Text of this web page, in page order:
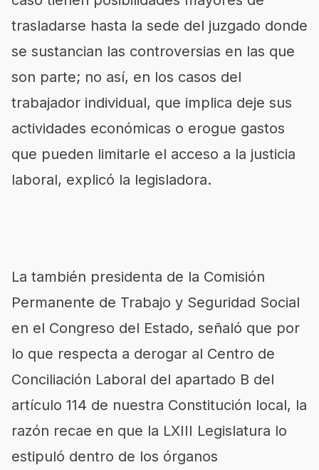
trasladarse hasta la sede del juzgado donde
se sustancian las controversias en las que
son parte; no así, en los casos del
trabajador individual, que implica deje sus
actividades económicas o erogue gastos
que pueden limitarle el acceso a la justicia
laboral, explicó la legisladora.
La también presidenta de la Comisión
Permanente de Trabajo y Seguridad Social
en el Congreso del Estado, señaló que por
lo que respecta a derogar al Centro de
Conciliación Laboral del apartado B del
artículo 114 de nuestra Constitución local, la
razón recae en que la LXIII Legislatura lo
estipuló dentro de los órganos